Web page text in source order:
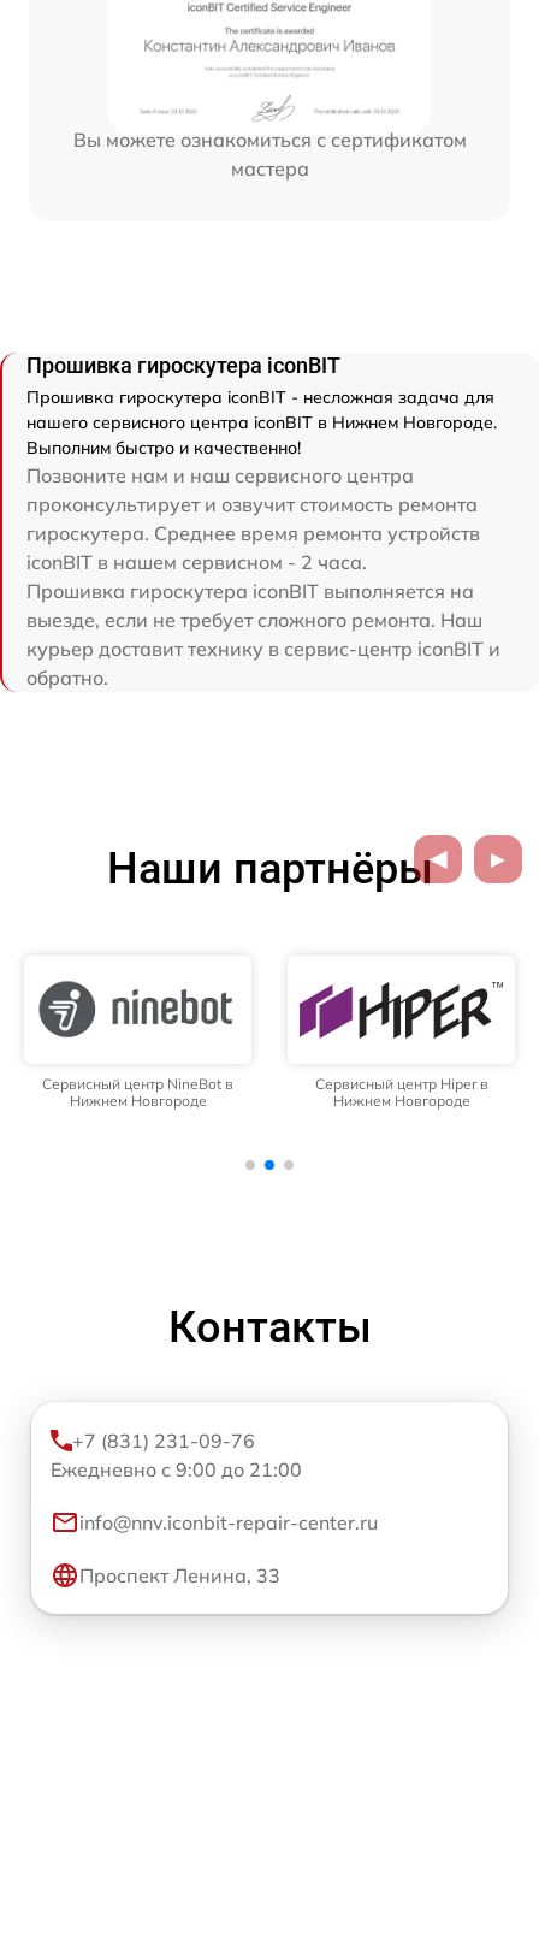
Вы можете ознакомиться с сертификатом
мастера
Прошивка гироскутера iconBIT
Прошивка гироскутера iconBIT - несложная задача для
нашего сервисного центра iconBIT в Нижнем Новгороде.
Выполним быстро и качественно!
Позвоните нам и наш сервисного центра
проконсультирует и озвучит стоимость ремонта
гироскутера. Среднее время ремонта устройств
iconBIT в нашем сервисном - 2 часа.
Прошивка гироскутера iconBIT выполняется на
выезде, если не требует сложного ремонта. Наш
курьер доставит технику в сервис-центр iconBIT и
обратно.
Наши партнёры
Сервисный центр NineBot в
Нижнем Новгороде
Сервисный центр Hiper в
Нижнем Новгороде
Контакты
+7 (831) 231-09-76
Ежедневно с 9:00 до 21:00
info@nnv.iconbit-repair-center.ru
Проспект Ленина, 33